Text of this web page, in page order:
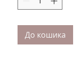
До кошика